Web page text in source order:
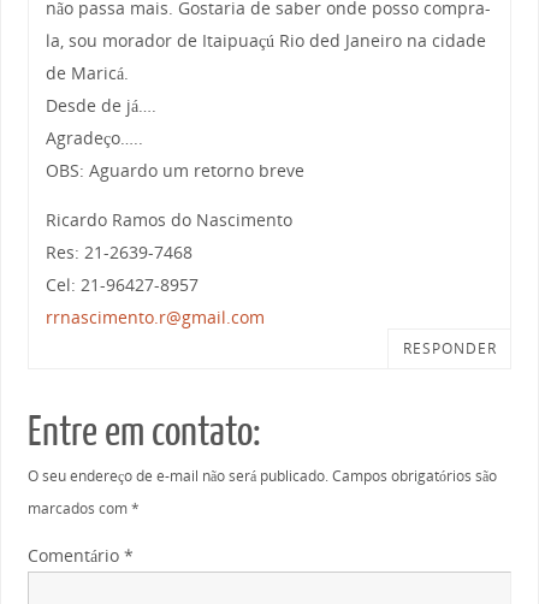
não passa mais. Gostaria de saber onde posso compra-
la, sou morador de Itaipuaçú Rio ded Janeiro na cidade
de Maricá.
Desde de já….
Agradeço…..
OBS: Aguardo um retorno breve
Ricardo Ramos do Nascimento
Res: 21-2639-7468
Cel: 21-96427-8957
rrnascimento.r@gmail.com
RESPONDER
Entre em contato:
O seu endereço de e-mail não será publicado. Campos obrigatórios são
marcados com*
Comentário *